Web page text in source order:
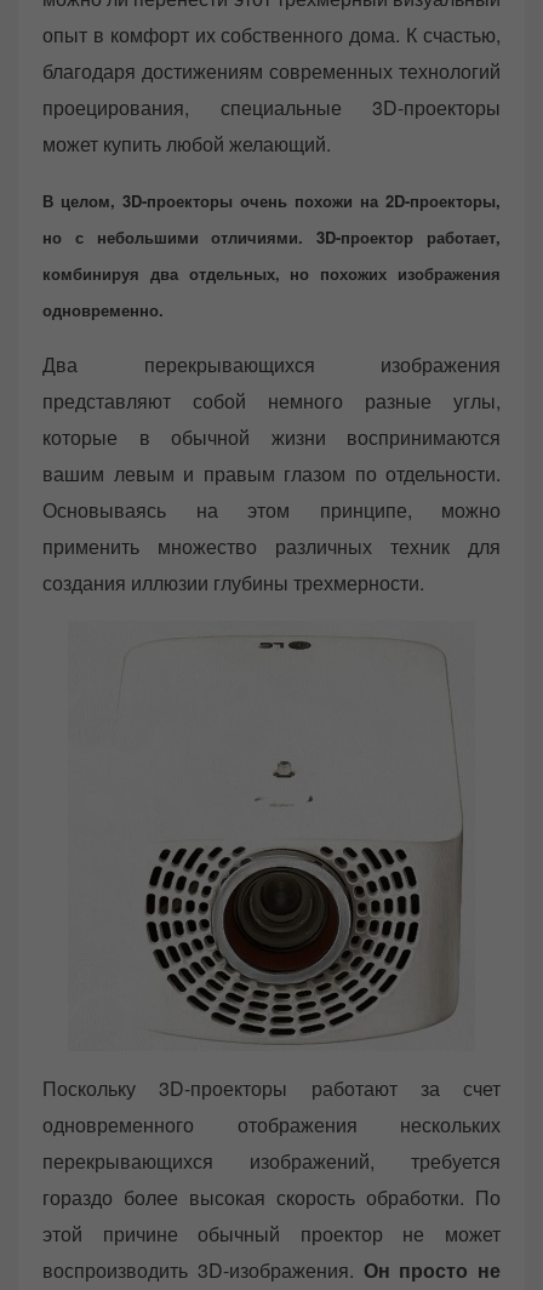
опыт в комфорт их собственного дома. К счастью,
благодаря достижениям современных технологий
проецирования, специальные 3D-проекторы
может купить любой желающий.
В целом, 3D-проекторы очень похожи на 2D-проекторы,
но с небольшими отличиями. 3D-проектор работает,
комбинируя два отдельных, но похожих изображения
одновременно.
Два перекрывающихся изображения
представляют собой немного разные углы,
которые в обычной жизни воспринимаются
вашим левым и правым глазом по отдельности.
Основываясь на этом принципе, можно
применить множество различных техник для
создания иллюзии глубины трехмерности.
Поскольку 3D-проекторы работают за счет
одновременного отображения нескольких
перекрывающихся изображений, требуется
гораздо более высокая скорость обработки. По
этой причине обычный проектор не может
воспроизводить 3D-изображения. Он просто не